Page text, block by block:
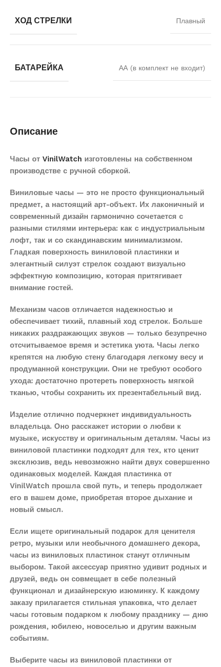
ХОД СТРЕЛКИ Плавный
БАТАРЕЙКА АА (в комплект не входит)
Описание
Часы от VinilWatch изготовлены на собственном
производстве с ручной сборкой.
Виниловые часы — это не просто функциональный
предмет, а настоящий арт-объект. Их лаконичный и
современный дизайн гармонично сочетается с
разными стилями интерьера: как с индустриальным
лофт, так и со скандинавским минимализмом.
Гладкая поверхность виниловой пластинки и
элегантный силуэт стрелок создают визуально
эффектную композицию, которая притягивает
внимание гостей.
Механизм часов отличается надежностью и
обеспечивает тихий, плавный ход стрелок. Больше
никаких раздражающих звуков — только безупречно
отсчитываемое время и эстетика уюта. Часы легко
крепятся на любую стену благодаря легкому весу и
продуманной конструкции. Они не требуют особого
ухода: достаточно протереть поверхность мягкой
тканью, чтобы сохранить их презентабельный вид.
Изделие отлично подчеркнет индивидуальность
владельца. Оно расскажет истории о любви к
музыке, искусству и оригинальным деталям. Часы из
виниловой пластинки подходят для тех, кто ценит
эксклюзив, ведь невозможно найти двух совершенно
одинаковых моделей. Каждая пластинка от
VinilWatch прошла свой путь, и теперь продолжает
его в вашем доме, приобретая второе дыхание и
новый смысл.
Если ищете оригинальный подарок для ценителя
ретро, музыки или необычного домашнего декора,
часы из виниловых пластинок станут отличным
выбором. Такой аксессуар приятно удивит родных и
друзей, ведь он совмещает в себе полезный
функционал и дизайнерскую изюминку. К каждому
заказу прилагается стильная упаковка, что делает
часы готовым подарком к любому празднику — дню
рождения, юбилею, новоселью и другим важным
событиям.
Выберите часы из виниловой пластинки от